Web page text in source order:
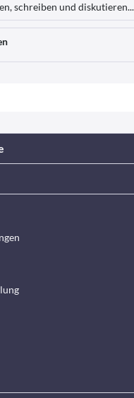
schreiben und diskutieren...